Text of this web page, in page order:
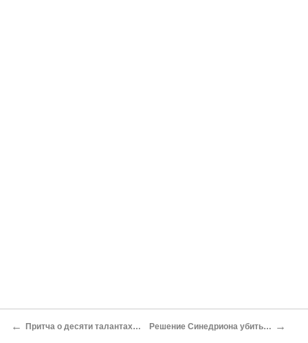
← Притча о десяти талантах (Луки 19:11-28 и Матф. 25:14-30). Решение Синедриона убить Иисуса Христа. (Иоанна 11:47-57). →